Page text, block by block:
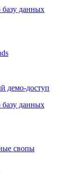
базу данных
демо-доступ
базу данных
свопы